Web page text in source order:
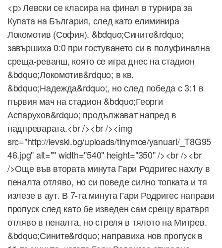
<p>Левски се класира на финал в турнира за
Купата на България, след като елиминира
Локомотив (София). &bdquo;Сините&rdquo;
завършиха 0:0 при гостуването си в полуфинална
среща-реванш, която се игра днес на стадион
&bdquo;Локомотив&rdquo; в кв.
&bdquo;Надежда&rdquo;, но след победа с 3:1 в
първия мач на стадион &bdquo;Георги
Аспарухов&rdquo; продължават напред в
надпреварата.<br /><br /><img
src="http://levski.bg/uploads/tinymce/yanuari/_T8G95
46.jpg" alt="" width="540" height="350" /><br /><br
/>Още във втората минута Гари Родригес нахлу в
пеналта отляво, но си поведе силно топката и тя
излезе в аут. В 7-та минута Гари Родригес направи
пропуск след като бе изведен сам срещу вратаря
отляво в пеналта, но стреля в тялото на Митрев.
&bdquo;Сините&rdquo; направиха нов пропуск в